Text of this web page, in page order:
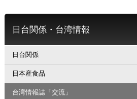
日台関係・台湾情報
日台関係
日本産食品
台湾情報誌「交流」